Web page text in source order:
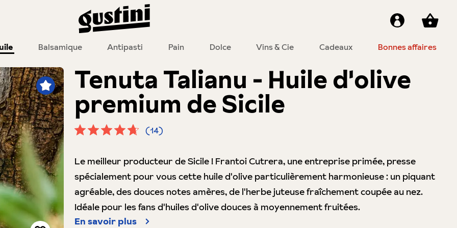
Balsamique Antipasti Pain Dolce Vins & Cie Cadeaux Bonnes affaires
Tenuta Talianu - Huile d'olive
premium de Sicile
(14)
Le meilleur producteur de Sicile ! Frantoi Cutrera, une entreprise primée, presse
spécialement pour vous cette huile d'olive particulièrement harmonieuse : un piquant
agréable, des douces notes amères, de l'herbe juteuse fraîchement coupée au nez.
Idéale pour les fans d'huiles d'olive douces à moyennement fruitées.
En savoir plus